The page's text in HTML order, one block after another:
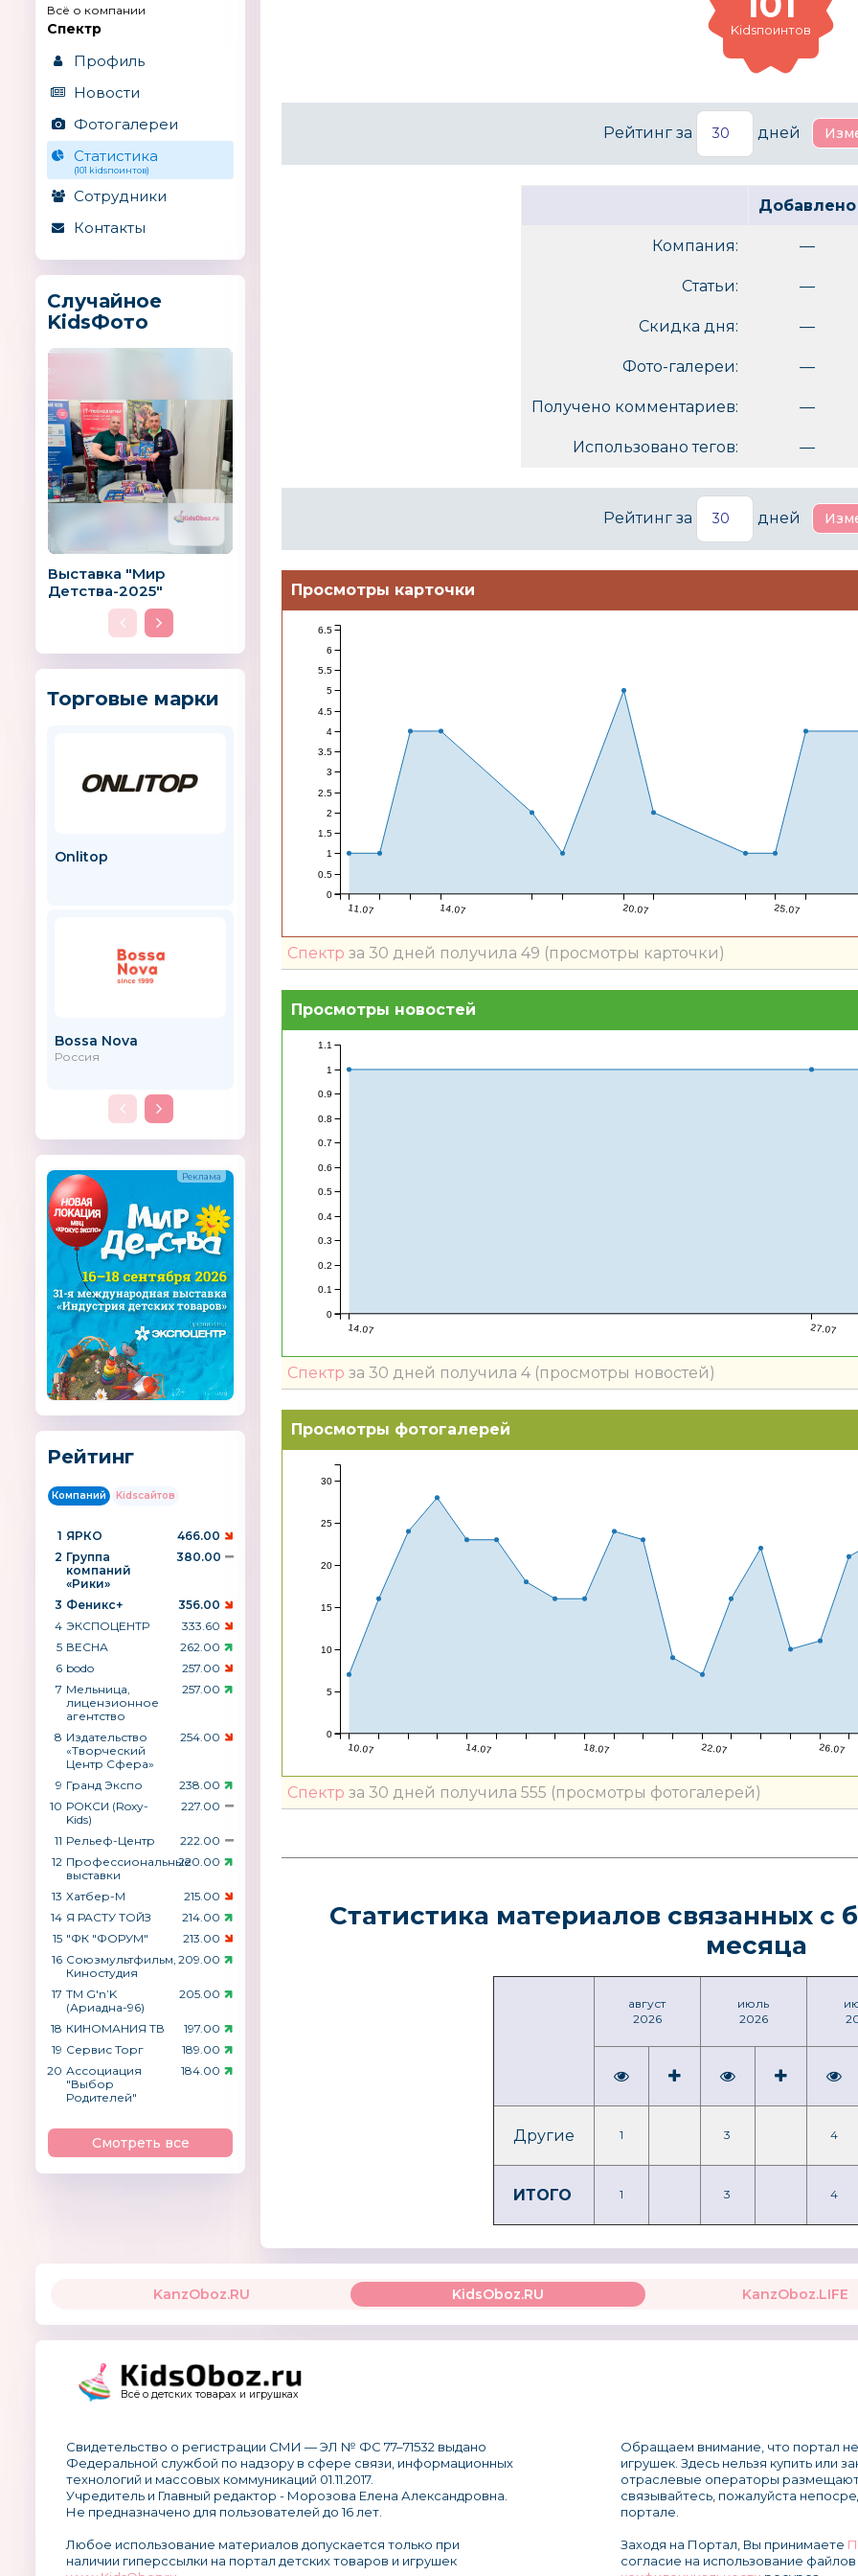
Всё о компании
Спектр
Профиль
Новости
Фотогалереи
Статистика
(101 kidsпоинтов)
Сотрудники
Контакты
Случайное
KidsФото
Выставка "Мир
Детства-2025"
Торговые марки
Onlitop
Bossa Nova
Россия
Краснокамская
Рейтинг
Компаний Kidsсайтов
1 ЯРКО
466.00
2 Группа
компаний
«Рики»
380.00
3 Феникс+
356.00
4 ЭКСПОЦЕНТР
333.60
5 ВЕСНА
262.00
6 bodo
257.00
7 Мельница,
лицензионное
агентство
257.00
8 Издательство
«Творческий
Центр Сфера»
254.00
9 Гранд Экспо
238.00
10 РОКСИ (Roxy-
Kids)
227.00
11 Рельеф-Центр
222.00
12 Профессиональные
выставки
220.00
13 Хатбер-М
215.00
14 Я РАСТУ ТОЙЗ
214.00
15 "ФК "ФОРУМ"
213.00
16 Союзмультфильм,
Киностудия
209.00
17 ТМ G′n’K
(Ариадна-96)
205.00
18 КИНОМАНИЯ ТВ
197.00
19 Сервис Торг
189.00
20 Ассоциация
"Выбор
Родителей"
184.00
Смотреть все
Kidsпоинтов
Рейтинг за дней
Добавлено
Компания: —
Статьи: —
Скидка дня: —
Фото-галереи: —
Получено комментариев: —
Использовано тегов: —
Рейтинг за дней
Просмотры карточки
11.07 14.07 20.07 25.07
0
0.5
1
1.5
2
2.5
3
3.5
4
4.5
5
5.5
6
6.5
Спектр за 30 дней получила 49 (просмотры карточки)
Просмотры новостей
14.07 27.07
0
0.1
0.2
0.3
0.4
0.5
0.6
0.7
0.8
0.9
1
1.1
Спектр за 30 дней получила 4 (просмотры новостей)
Просмотры фотогалерей
10.07 14.07 18.07 22.07 26.07
0
5
10
15
20
25
30
Спектр за 30 дней получила 555 (просмотры фотогалерей)
Статистика материалов связанных с
месяца
август
2026
июль
2026
Другие 1 3 4
ИТОГО 1 3 4
KanzOboz.RU KidsOboz.RU KanzOboz.LIFE
Всё о детских товарах и игрушках
Свидетельство о регистрации СМИ — ЭЛ № ФС 77–71532 выдано
Федеральной службой по надзору в сфере связи, информационных
технологий и массовых коммуникаций 01.11.2017.
Учредитель и Главный редактор - Морозова Елена Александровна.
Не предназначено для пользователей до 16 лет.
Любое использование материалов допускается только при
наличии гиперссылки на портал детских товаров и игрушек
Обращаем внимание, что портал
игрушек. Здесь нельзя купить или
отраслевые операторы
связывайтесь, пожалуйста
портале.
Заходя на Портал, Вы принимаете
согласие на использование